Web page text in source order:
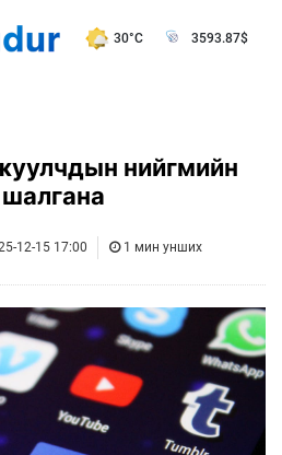
30°C 3593.87$
нийгмийн
12-15 17:00 1 мин унших